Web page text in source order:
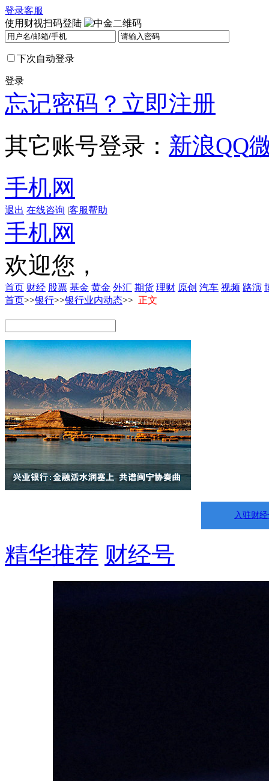
登录客服
使用财视扫码登陆
下次自动登录
登录
忘记密码？ 立即注册
其它账号登录： 新浪QQ
手机网
退出 在线咨询 |客服帮助
手机网
欢迎您，
首页 财经 股票 基金 黄金 外汇 期货 理财 原创 汽车 视频 路演
首页>>银行>>银行业内动态>> 正文
入驻财
精华推荐 财经号